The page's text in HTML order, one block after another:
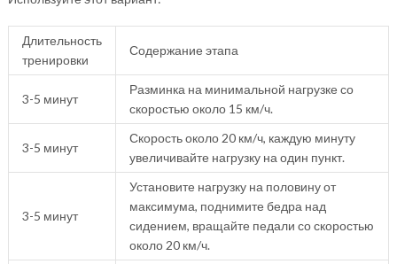
Длительность
тренировки
Содержание этапа
3-5 минут
Разминка на минимальной нагрузке со
скоростью около 15 км/ч.
3-5 минут
Скорость около 20 км/ч, каждую минуту
увеличивайте нагрузку на один пункт.
3-5 минут
Установите нагрузку на половину от
максимума, поднимите бедра над
сидением, вращайте педали со скоростью
около 20 км/ч.